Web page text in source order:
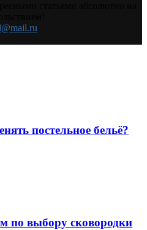
постельное бельё?
по выбору сковородки